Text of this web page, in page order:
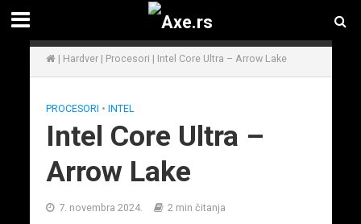
| Hardver| Procesori | Intel Core Ultra – Arrow Lake
PROCESORI • INTEL
Intel Core Ultra –
Arrow Lake
7. novembra 2024. 2 min čitanja